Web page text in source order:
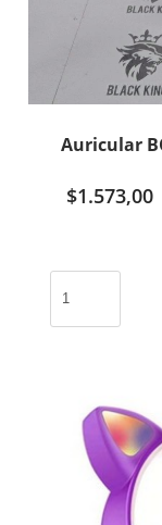
Auricular
$1.573,00
BOSE
AKG